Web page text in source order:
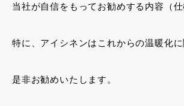
当社が自信をもってお勧めする内容（仕
特に、アイシネンはこれからの温暖化に
是非お勧めいたします。